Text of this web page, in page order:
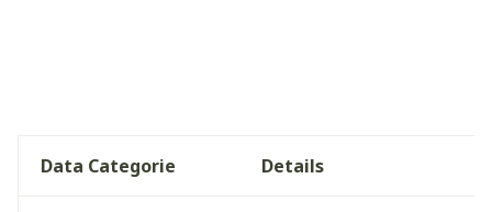
Data Categorie Details